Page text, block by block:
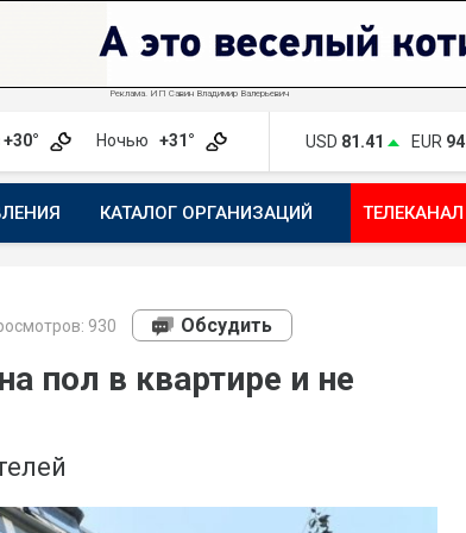
Реклама. ИП Савин Владимир Валерьевич
+30° Ночью +31° USD 81.41 EUR
КАТАЛОГ ОРГАНИЗАЦИЙ
930 Обсудить
пол в квартире и не